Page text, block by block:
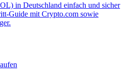
in Deutschland einfach und sicher
Guide mit Crypto.com sowie